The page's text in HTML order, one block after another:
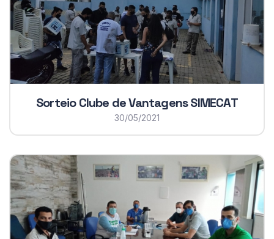
Sorteio Clube de Vantagens SIMECAT
30/05/2021